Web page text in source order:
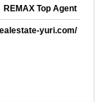
REMAX Top Agent
yuri.com/